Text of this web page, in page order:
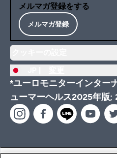
メルマガ登録をする
メルマガ登録
*ユーロモニターインター
ューマーヘルス2025年版